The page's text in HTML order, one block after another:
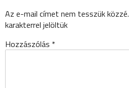
Az e-mail címet nem tesszük közzé.
karakterrel jelöltük
Hozzászólás *